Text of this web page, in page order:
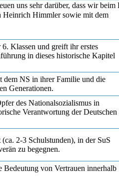
uns sehr darüber, dass wir beim
Heinrich Himmler sowie mit dem
Klassen und greift ihr erstes
in dieses historische Kapitel
dem NS in ihrer Familie und die
Generationen.
des Nationalsozialismus in
Verantwortung der Deutschen
2-3 Schulstunden), in der SuS
zu begegnen.
von Vertrauen innerhalb